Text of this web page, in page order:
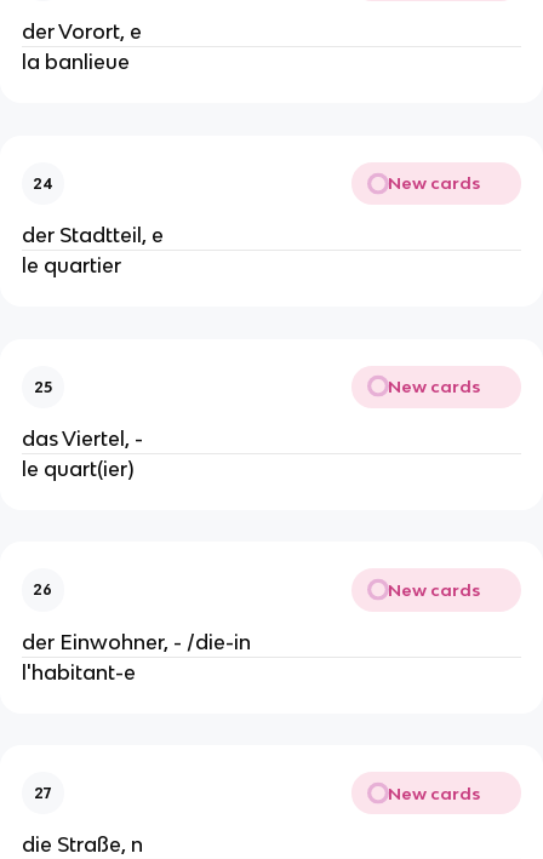
der Vorort, e
la banlieue
24 New cards
der Stadtteil, e
le quartier
25 New cards
das Viertel, -
le quart(ier)
26 New cards
der Einwohner, - /die-in
l'habitant-e
27 New cards
die Straße, n